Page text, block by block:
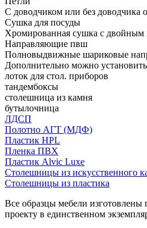
С доводчиком или без доводчика
Сушка для посуды
Хромированная сушка с двойным
Направляющие пвш
Полновыдвижные шариковые
Дополнительно можно установить
лоток для стол. приборов
тандембоксы
столешница из камня
бутылочница
ЛДСП
Полотно АГТ (МДФ)
Пластик HPL
Пленка ПВХ
Пластик Alvic Luxe
Столешницы из искусственного
Столешницы из пластика
Все образцы мебели
проекту в единственном